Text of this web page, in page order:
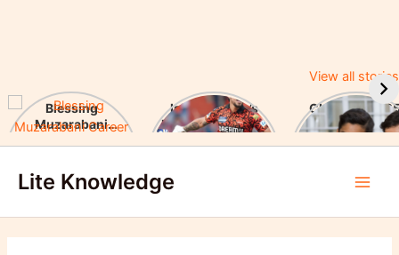
View all stories
Blessing
Muzarabani
Achievements
Ishan Kishan’s
Historic IPL 2025
CUET UG
UGC
Lite Knowledge